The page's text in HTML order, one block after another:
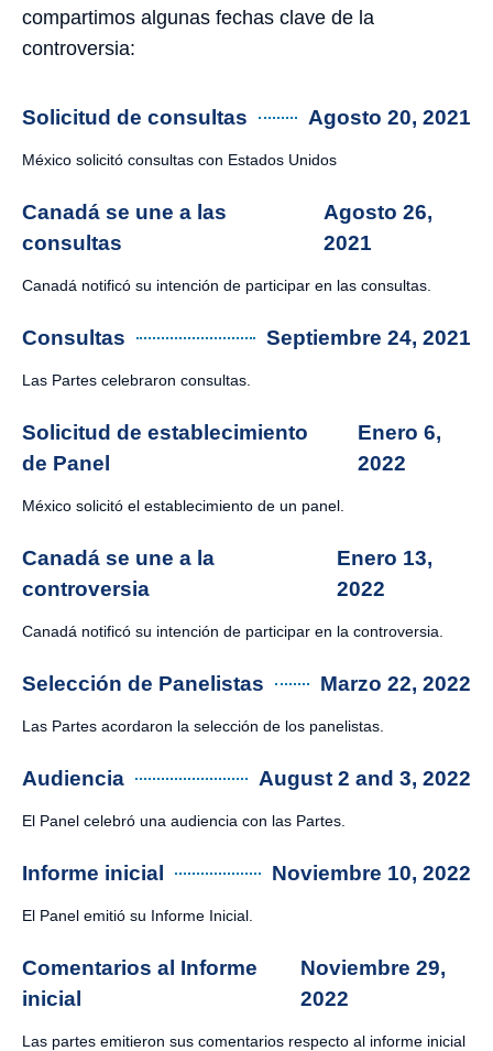
compartimos algunas fechas clave de la
controversia:
Solicitud de consultas Agosto 20, 2021
México solicitó consultas con Estados Unidos
Canadá se une a las
consultas
Agosto 26,
2021
Canadá notificó su intención de participar en las consultas.
Consultas Septiembre 24, 2021
Las Partes celebraron consultas.
Solicitud de establecimiento
de Panel
Enero 6,
2022
México solicitó el establecimiento de un panel.
Canadá se une a la
controversia
Enero 13,
2022
Canadá notificó su intención de participar en la controversia.
Selección de Panelistas Marzo 22, 2022
Las Partes acordaron la selección de los panelistas.
Audiencia August 2 and 3, 2022
El Panel celebró una audiencia con las Partes.
Informe inicial Noviembre 10, 2022
El Panel emitió su Informe Inicial.
Comentarios al Informe
inicial
Noviembre 29,
2022
Las partes emitieron sus comentarios respecto al informe inicial